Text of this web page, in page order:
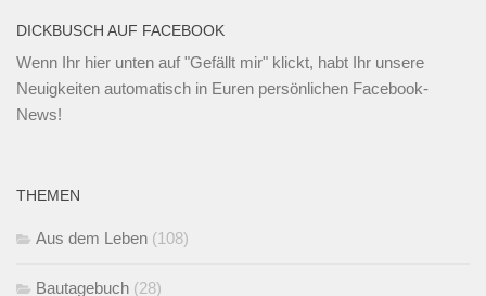
DICKBUSCH AUF FACEBOOK
Wenn Ihr hier unten auf "Gefällt mir" klickt, habt Ihr unsere
Neuigkeiten automatisch in Euren persönlichen Facebook-
News!
THEMEN
Aus dem Leben (108)
Bautagebuch (28)